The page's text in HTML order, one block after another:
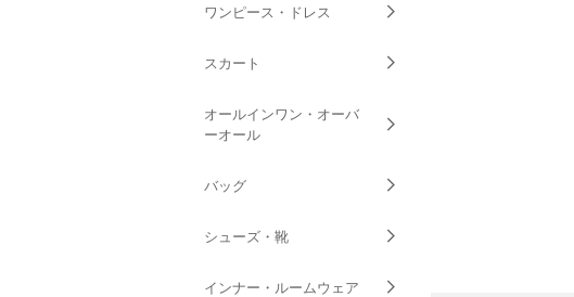
ワンピース・ドレス
スカート
オールインワン・オーバ
ーオール
バッグ
シューズ・靴
インナー・ルームウェア